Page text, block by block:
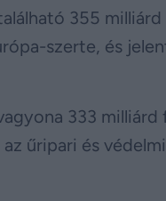
355
szerte, és
333
űripari és